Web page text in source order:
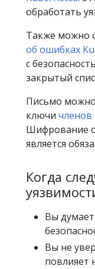
обработать
Также можно
об ошибках
с
закрытый
Письмо можно
ключи членов
Шифрование с
является
Когда
Вы
Вы не
повлияет